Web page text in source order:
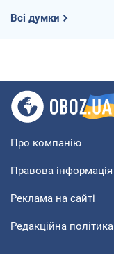
Всі думки
Про компанію
Правова інформація
Реклама на сайті
Редакційна політика